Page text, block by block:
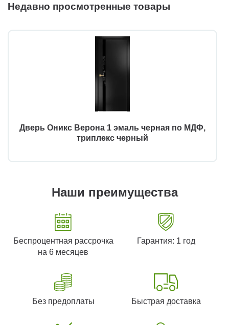
Недавно просмотренные товары
Дверь Оникс Верона 1 эмаль черная по МДФ,
триплекс черный
Наши преимущества
Беспроцентная рассрочка
на 6 месяцев
Гарантия: 1 год
Без предоплаты Быстрая доставка